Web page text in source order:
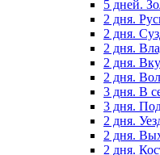
5 дней.
2 дня.
2 дня.
2 дня.
2 дня.
2 дня.
3 дня. В
3 дня.
2 дня.
2 дня.
2 дня.